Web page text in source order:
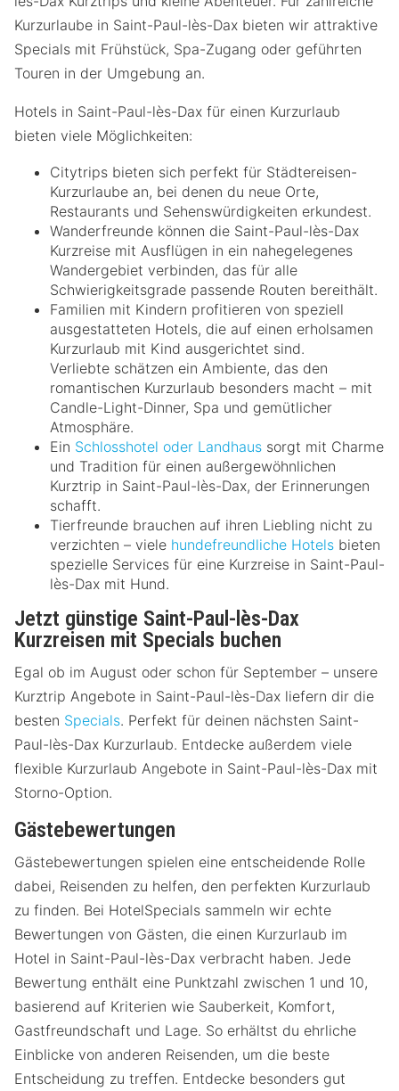
Kurzurlaube in Saint-Paul-lès-Dax bieten wir attraktive
Specials mit Frühstück, Spa-Zugang oder geführten
Touren in der Umgebung an.
Hotels in Saint-Paul-lès-Dax für einen Kurzurlaub
bieten viele Möglichkeiten:
Citytrips bieten sich perfekt für Städtereisen-
Kurzurlaube an, bei denen du neue Orte,
Restaurants und Sehenswürdigkeiten erkundest.
Wanderfreunde können die Saint-Paul-lès-Dax
Kurzreise mit Ausflügen in ein nahegelegenes
Wandergebiet verbinden, das für alle
Schwierigkeitsgrade passende Routen bereithält.
Familien mit Kindern profitieren von speziell
ausgestatteten Hotels, die auf einen erholsamen
Kurzurlaub mit Kind ausgerichtet sind.
Verliebte schätzen ein Ambiente, das den
romantischen Kurzurlaub besonders macht – mit
Candle-Light-Dinner, Spa und gemütlicher
Atmosphäre.
Ein Schlosshotel oder Landhaus sorgt mit Charme
und Tradition für einen außergewöhnlichen
Kurztrip in Saint-Paul-lès-Dax, der Erinnerungen
schafft.
Tierfreunde brauchen auf ihren Liebling nicht zu
verzichten – viele hundefreundliche Hotels bieten
spezielle Services für eine Kurzreise in Saint-Paul-
lès-Dax mit Hund.
Jetzt günstige Saint-Paul-lès-Dax
Kurzreisen mit Specials buchen
Egal ob im August oder schon für September – unsere
Kurztrip Angebote in Saint-Paul-lès-Dax liefern dir die
besten Specials. Perfekt für deinen nächsten Saint-
Paul-lès-Dax Kurzurlaub. Entdecke außerdem viele
flexible Kurzurlaub Angebote in Saint-Paul-lès-Dax mit
Storno-Option.
Gästebewertungen
Gästebewertungen spielen eine entscheidende Rolle
dabei, Reisenden zu helfen, den perfekten Kurzurlaub
zu finden. Bei HotelSpecials sammeln wir echte
Bewertungen von Gästen, die einen Kurzurlaub im
Hotel in Saint-Paul-lès-Dax verbracht haben. Jede
Bewertung enthält eine Punktzahl zwischen 1 und 10,
basierend auf Kriterien wie Sauberkeit, Komfort,
Gastfreundschaft und Lage. So erhältst du ehrliche
Einblicke von anderen Reisenden, um die beste
Entscheidung zu treffen. Entdecke besonders gut